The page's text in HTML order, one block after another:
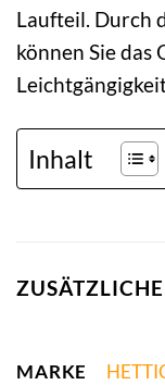
Laufteil. Durch
können Sie das
Inhalt
MARKE